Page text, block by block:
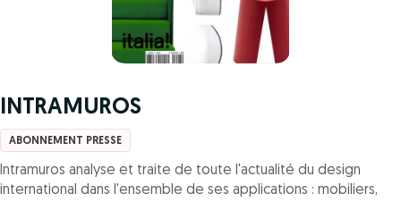
INTRAMUROS
ABONNEMENT PRESSE
Intramuros analyse et traite de toute l'actualité du design
international dans l'ensemble de ses applications : mobiliers,